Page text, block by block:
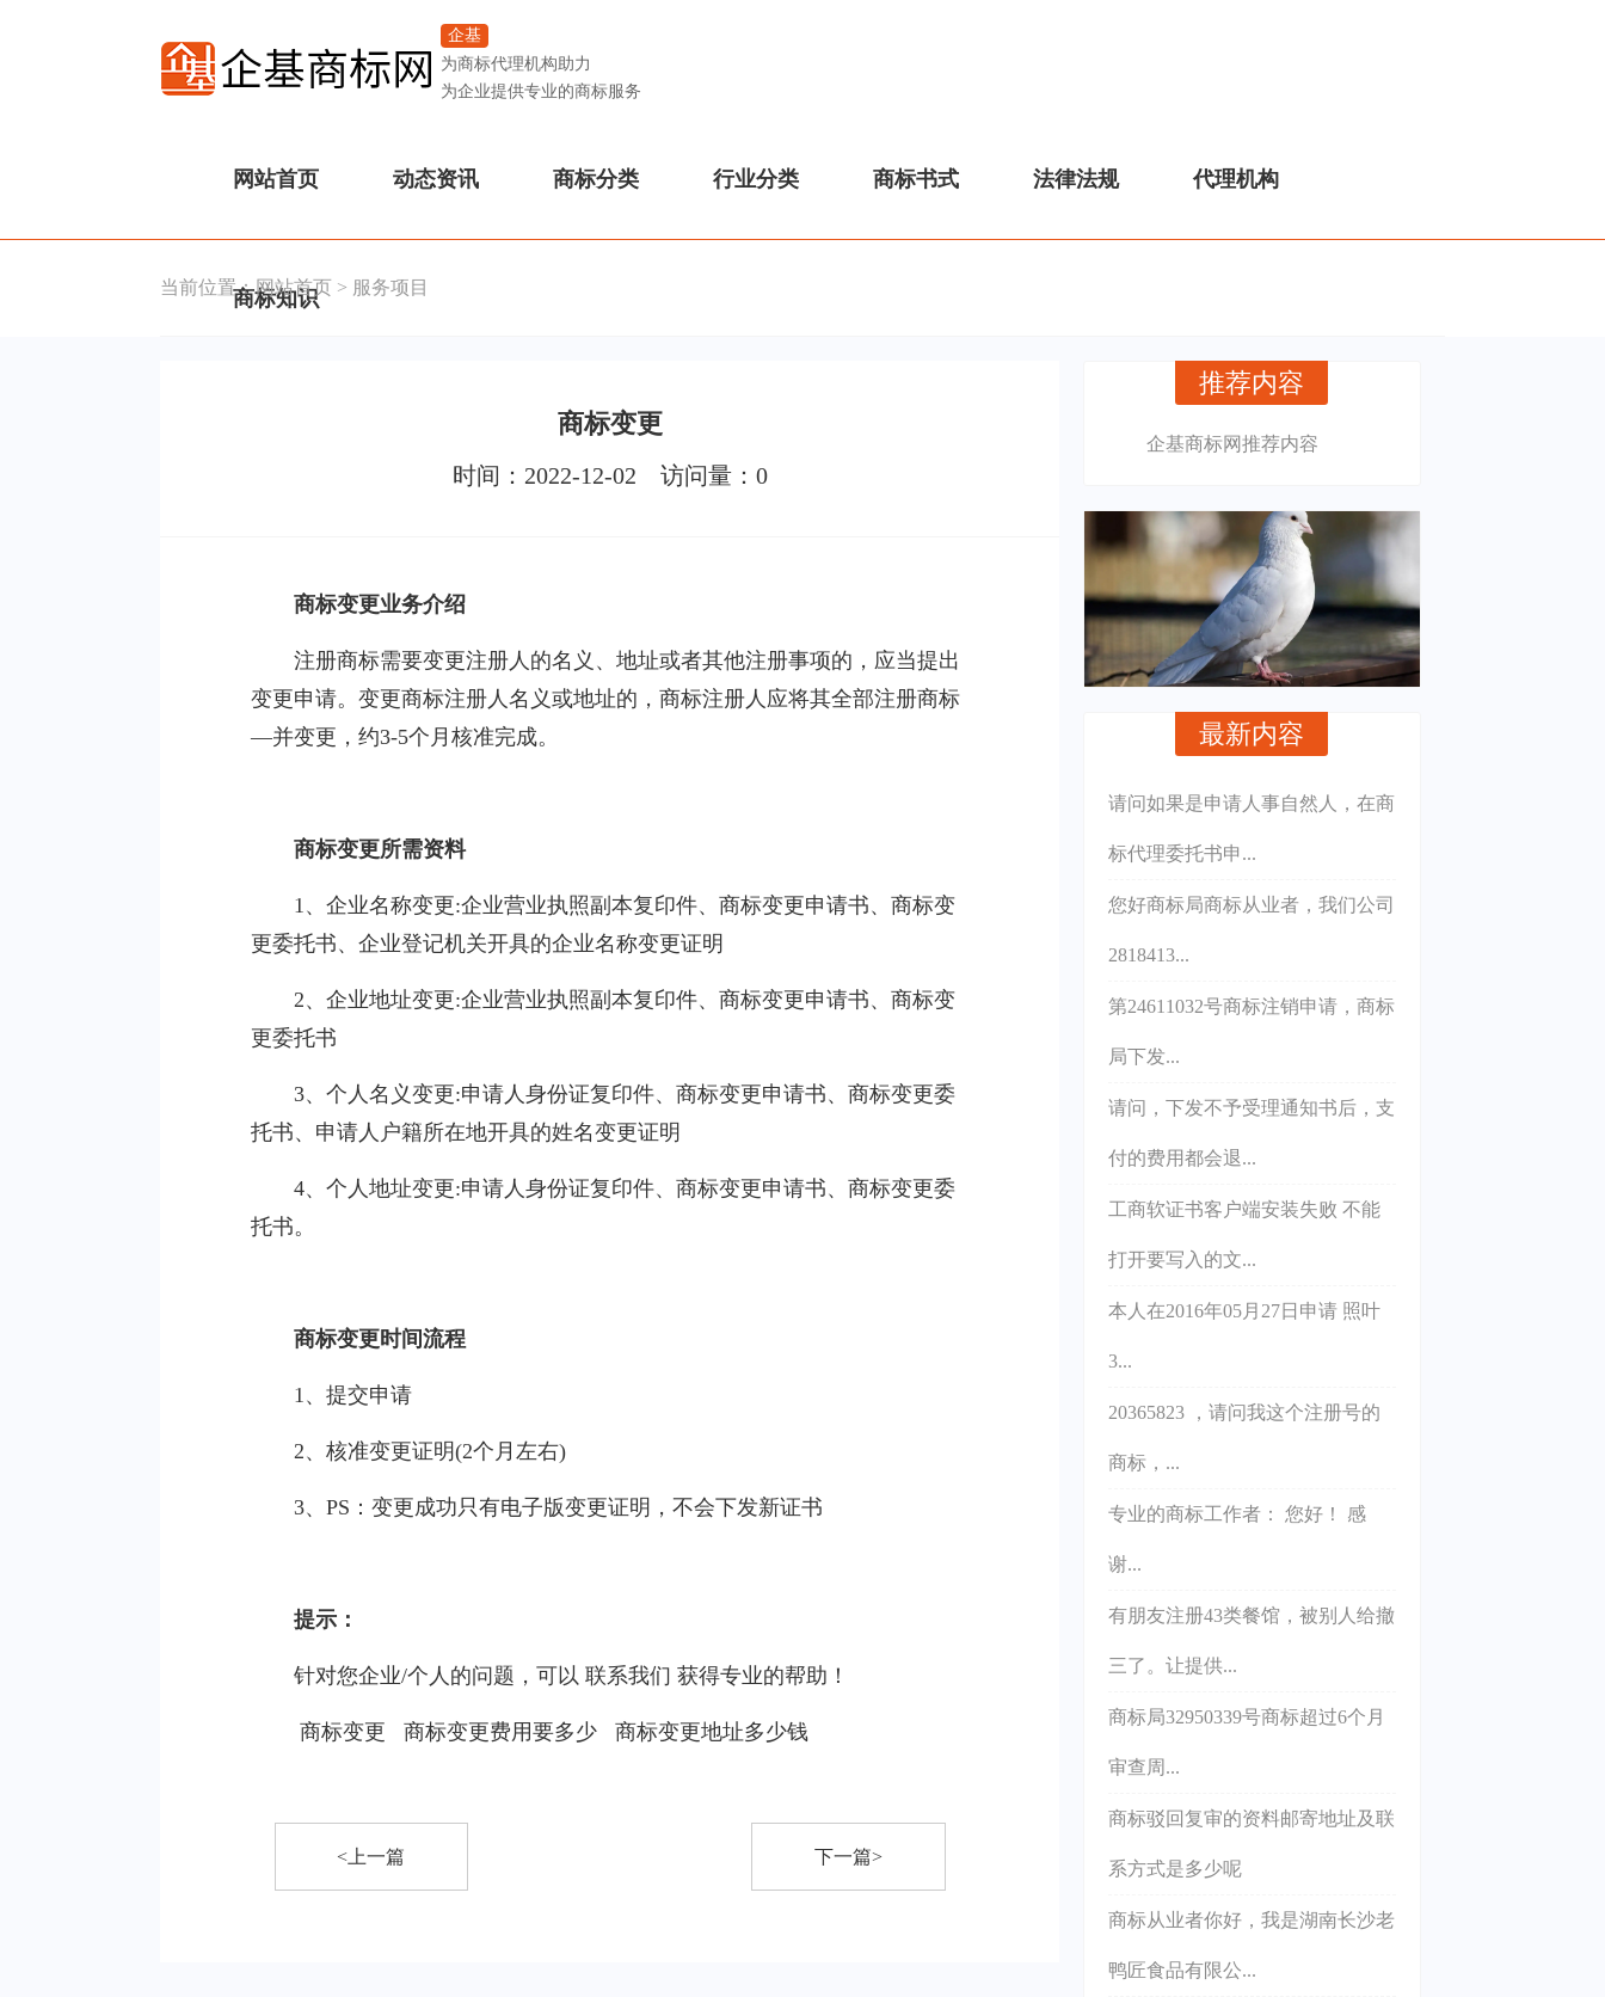
企基
为商标代理机构助力
为企业提供专业的商标服务
网站首页 动态资讯 商标分类 行业分类 商标书式 法律法规 代理机构
商标知识
当前位置：网站首页 > 服务项目
商标变更
时间：2022-12-02 访问量： 0
商标变更业务介绍
注册商标需要变更注册人的名义、地址或者其他注册事项的，应当提出
变更申请。变更商标注册人名义或地址的，商标注册人应将其全部注册商标
—并变更，约3-5个月核准完成。
商标变更所需资料
1、企业名称变更:企业营业执照副本复印件、商标变更申请书、商标变
更委托书、企业登记机关开具的企业名称变更证明
2、企业地址变更:企业营业执照副本复印件、商标变更申请书、商标变
更委托书
3、个人名义变更:申请人身份证复印件、商标变更申请书、商标变更委
托书、申请人户籍所在地开具的姓名变更证明
4、个人地址变更:申请人身份证复印件、商标变更申请书、商标变更委
托书。
商标变更时间流程
1、提交申请
2、核准变更证明(2个月左右)
3、PS：变更成功只有电子版变更证明，不会下发新证书
提示：
针对您企业/个人的问题，可以 联系我们 获得专业的帮助！
商标变更 商标变更费用要多少 商标变更地址多少钱
<上一篇 下一篇>
推荐内容
企基商标网推荐内容
最新内容
请问如果是申请人事自然人，在商
标代理委托书申...
您好商标局商标从业者，我们公司
2818413...
第24611032号商标注销申请，商标
局下发...
请问，下发不予受理通知书后，支
付的费用都会退...
工商软证书客户端安装失败 不能
打开要写入的文...
本人在2016年05月27日申请 照叶
3...
20365823 ，请问我这个注册号的
商标，...
专业的商标工作者： 您好！ 感
谢...
有朋友注册43类餐馆，被别人给撤
三了。让提供...
商标局32950339号商标超过6个月
审查周...
商标驳回复审的资料邮寄地址及联
系方式是多少呢
商标从业者你好，我是湖南长沙老
鸭匠食品有限公...